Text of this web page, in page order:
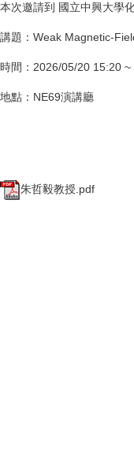
本次邀請到 國立中興大學
講題：Weak Magnetic-
時間：2026/05/20 15:20 ~
地點：NE69演講廳
朱哲毅教授.pdf